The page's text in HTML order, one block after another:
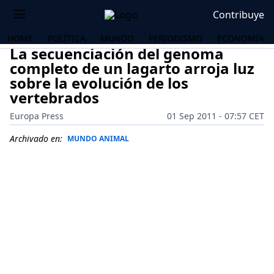
Contribuye
HOME POLÍTICA MUNDO PERIODISMO ECONOMÍA
La secuenciación del genoma
completo de un lagarto arroja luz
sobre la evolución de los
vertebrados
Europa Press
01 Sep 2011 - 07:57 CET
Archivado en: MUNDO ANIMAL